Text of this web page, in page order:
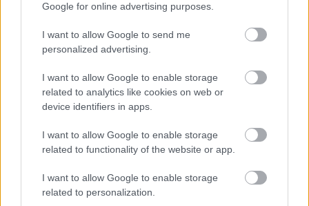
Google for online advertising purposes.
I want to allow Google to send me
personalized advertising.
I want to allow Google to enable storage
related to analytics like cookies on web or
device identifiers in apps.
I want to allow Google to enable storage
related to functionality of the website or app.
I want to allow Google to enable storage
related to personalization.
Temné stránky chalúp:
10 najčastejších
vás môžu nepríjemne
prekvapiť
Žena, búracie kladivo a
1654 sa nevidí každý
deň!
DOM